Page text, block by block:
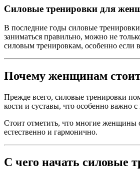
Силовые тренировки для
В последние годы силовые
заниматься правильно, можно не
силовым тренировкам, особенно если
Почему женщинам
Прежде всего, силовые тренировки
кости и суставы, что особенно важно
Стоит отметить, что многие женщины
естественно и гармонично.
С чего начать силовые